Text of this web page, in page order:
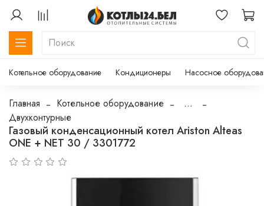
Котельное оборудование Кондиционеры Насосное
Главная Котельное оборудование
...
Двухконтурные
Газовый конденсационный котел Ariston Alteas
ONE + NET 30 / 3301772